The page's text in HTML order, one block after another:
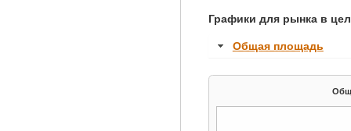
Графики для рынка в
Общая площадь